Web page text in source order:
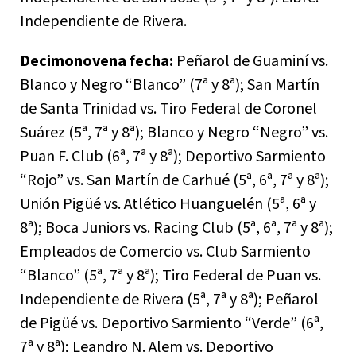
Independiente de Rivera.
Decimonovena fecha: Peñarol de Guaminí vs.
Blanco y Negro “Blanco” (7ª y 8ª); San Martín
de Santa Trinidad vs. Tiro Federal de Coronel
Suárez (5ª, 7ª y 8ª); Blanco y Negro “Negro” vs.
Puan F. Club (6ª, 7ª y 8ª); Deportivo Sarmiento
“Rojo” vs. San Martín de Carhué (5ª, 6ª, 7ª y 8ª);
Unión Pigüé vs. Atlético Huanguelén (5ª, 6ª y
8ª); Boca Juniors vs. Racing Club (5ª, 6ª, 7ª y 8ª);
Empleados de Comercio vs. Club Sarmiento
“Blanco” (5ª, 7ª y 8ª); Tiro Federal de Puan vs.
Independiente de Rivera (5ª, 7ª y 8ª); Peñarol
de Pigüé vs. Deportivo Sarmiento “Verde” (6ª,
7ª y 8ª); Leandro N. Alem vs. Deportivo